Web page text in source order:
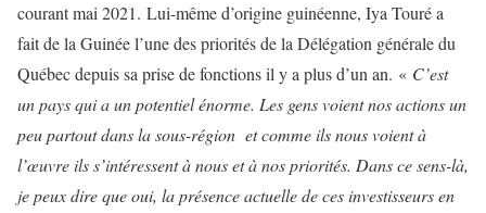
courant mai 2021. Lui-même d’origine guinéenne, Iya Touré a
fait de la Guinée l’une des priorités de la Délégation générale du
Québec depuis sa prise de fonctions il y a plus d’un an. « C’est
un pays qui a un potentiel énorme. Les gens voient nos actions un
peu partout dans la sous-région et comme ils nous voient à
l’œuvre ils s’intéressent à nous et à nos priorités. Dans ce sens-là,
je peux dire que oui, la présence actuelle de ces investisseurs en